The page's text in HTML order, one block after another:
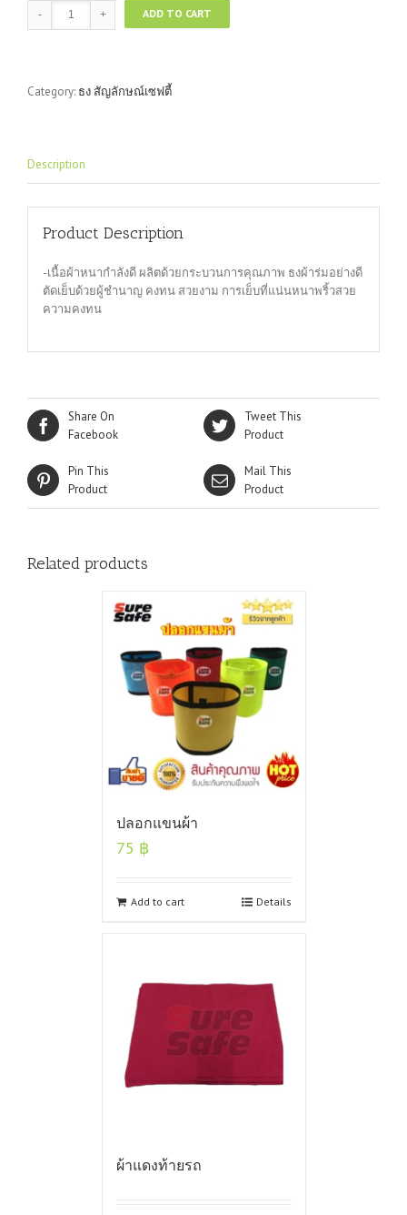
เซฟตี้(ขนาด
ADD TO CART
Category: ธง สัญลักษณ์เซฟตี้
Description
Product Description
-เนื้อผ้าหนากำลังดี ผลิตด้วยกระบวนการคุณภาพ ธงผ้าร่มอย่างดี
ตัดเย็บด้วยผู้ชำนาญ คงทน สวยงาม การเย็บที่แน่นหนาพริ้วสวย
ความคงทน
Share On
Facebook
Tweet This
Product
Pin This
Product
Mail This
Product
Related products
ปลอกแขนผ้า
75 ฿
Add to cart Details
ผ้าแดงท้ายรถ